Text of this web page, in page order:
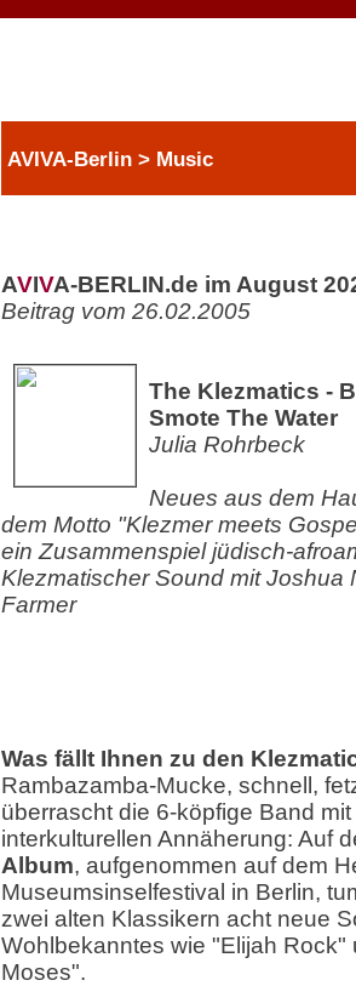
AVIVA-Berlin > Music
AVIVA-BERLIN.de im August
Beitrag vom 26.02.2005
The Klezmatics -
Smote The Water
Julia Rohrbeck
Neues aus dem
dem Motto "Klezmer meets
ein Zusammenspiel jüdisch-
Klezmatischer Sound mit Joshua
Farmer
Was fällt Ihnen zu den
Rambazamba-Mucke, schnell,
überrascht die 6-köpfige Band
interkulturellen Annäherung: Auf
Album, aufgenommen auf dem
Museumsinselfestival in Berlin,
zwei alten Klassikern acht neue
Wohlbekanntes wie "Elijah Rock"
Moses".